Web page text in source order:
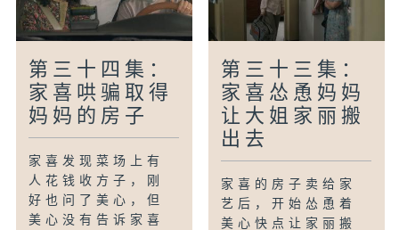
第三十四集：
家喜哄骗取得
妈妈的房子
家喜发现菜场上有
人花钱收方子，刚
好也问了美心，但
美心没有告诉家喜
第三十三集：
家喜怂恿妈妈
让大姐家丽搬
出去
家喜的房子卖给家
艺后，开始怂恿着
美心快点让家丽搬